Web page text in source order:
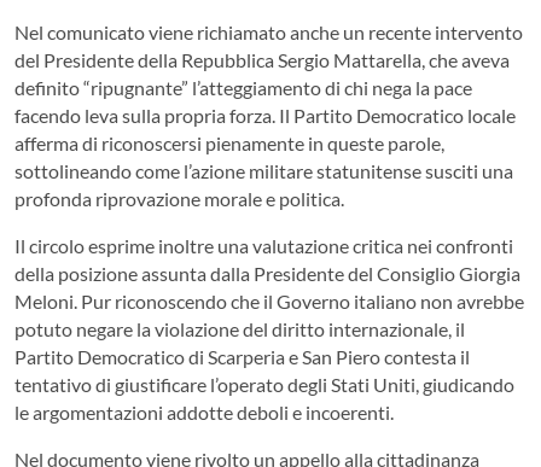
Nel comunicato viene richiamato anche un recente intervento
del Presidente della Repubblica Sergio Mattarella, che aveva
definito “ripugnante” l’atteggiamento di chi nega la pace
facendo leva sulla propria forza. Il Partito Democratico locale
afferma di riconoscersi pienamente in queste parole,
sottolineando come l’azione militare statunitense susciti una
profonda riprovazione morale e politica.
Il circolo esprime inoltre una valutazione critica nei confronti
della posizione assunta dalla Presidente del Consiglio Giorgia
Meloni. Pur riconoscendo che il Governo italiano non avrebbe
potuto negare la violazione del diritto internazionale, il
Partito Democratico di Scarperia e San Piero contesta il
tentativo di giustificare l’operato degli Stati Uniti, giudicando
le argomentazioni addotte deboli e incoerenti.
Nel documento viene rivolto un appello alla cittadinanza